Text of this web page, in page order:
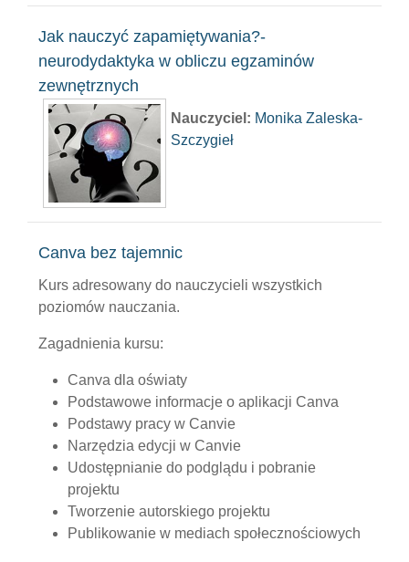
Jak nauczyć zapamiętywania?-
neurodydaktyka w obliczu egzaminów
zewnętrznych
Nauczyciel: Monika Zaleska-
Szczygieł
Canva bez tajemnic
Kurs adresowany do nauczycieli wszystkich
poziomów nauczania.
Zagadnienia kursu:
Canva dla oświaty
Podstawowe informacje o aplikacji Canva
Podstawy pracy w Canvie
Narzędzia edycji w Canvie
Udostępnianie do podglądu i pobranie
projektu
Tworzenie autorskiego projektu
Publikowanie w mediach społecznościowych